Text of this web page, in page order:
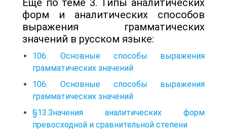
форм и аналитических способов
выражения грамматических
значений в русском языке:
106. Основные способы выражения
грамматических значений
106. Основные способы выражения
грамматических значений
§13.Значения аналитических форм
превосходной и сравнительной степени